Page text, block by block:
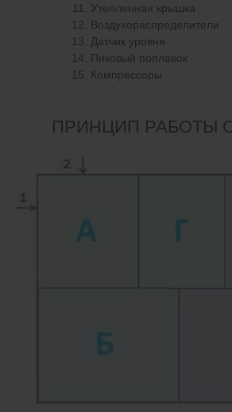
Утепленная крышка
Воздухораспределители
Датчик уровня
Пиковый поплавок
Компрессоры
ПРИНЦИП РАБОТЫ